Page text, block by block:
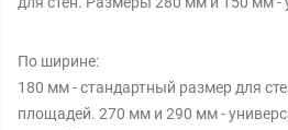
По ширине:
180 мм - стандартный размер для
площадей. 270 мм и 290 мм -